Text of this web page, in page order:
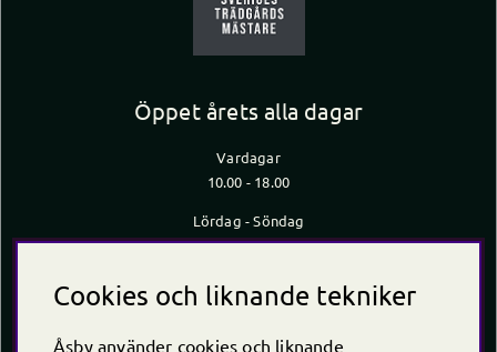
Öppet årets alla dagar
Vardagar
10.00 - 18.00
Lördag - Söndag
10.00 - 16.00
*Caféet stänger 30 min innan butiken stänger
Cookies och liknande tekniker
Åsby använder cookies och liknande